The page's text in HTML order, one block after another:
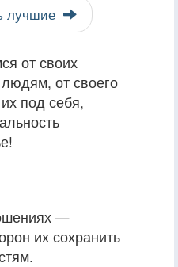
лучшие
от своих
от своего
под себя,
—
их сохранить